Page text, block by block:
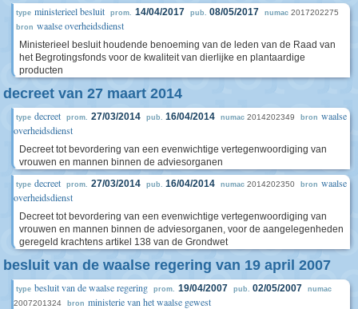
type ministerieel besluit prom. 14/04/2017 pub. 08/05/2017 numac 2017202275
bron waalse overheidsdienst
Ministerieel besluit houdende benoeming van de leden van de Raad van
het Begrotingsfonds voor de kwaliteit van dierlijke en plantaardige
producten
decreet van 27 maart 2014
type decreet prom. 27/03/2014 pub. 16/04/2014 numac 2014202349 bron waalse
overheidsdienst
Decreet tot bevordering van een evenwichtige vertegenwoordiging van
vrouwen en mannen binnen de adviesorganen
type decreet prom. 27/03/2014 pub. 16/04/2014 numac 2014202350 bron waalse
overheidsdienst
Decreet tot bevordering van een evenwichtige vertegenwoordiging van
vrouwen en mannen binnen de adviesorganen, voor de aangelegenheden
geregeld krachtens artikel 138 van de Grondwet
besluit van de waalse regering van 19 april 2007
type besluit van de waalse regering prom. 19/04/2007 pub. 02/05/2007 numac
2007201324 bron ministerie van het waalse gewest